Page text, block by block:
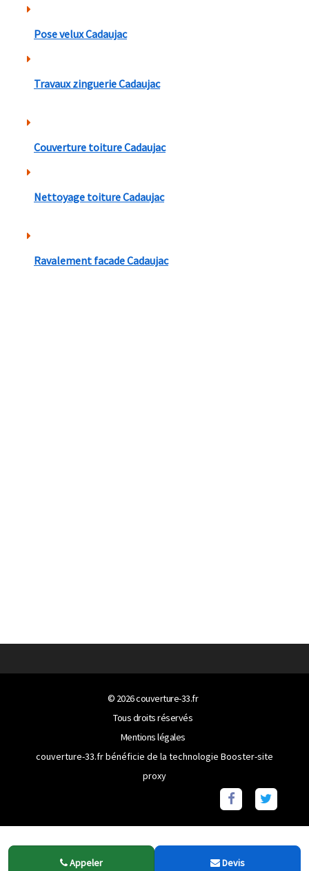
Pose velux Cadaujac
Travaux zinguerie Cadaujac
Couverture toiture Cadaujac
Nettoyage toiture Cadaujac
Ravalement facade Cadaujac
Appeler Devis
© 2026couverture-33.fr
Tous droits réservés
Mentions légales
couverture-33.fr bénéficie de la technologie Booster-site
proxy